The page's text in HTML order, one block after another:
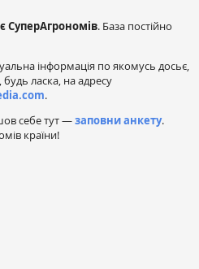
СуперАгрономів. База постійно
інформація по якомусь досьє,
ласка, на адресу
.
себе тут —заповни анкету.
країни!